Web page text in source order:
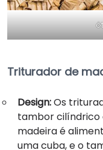
Triturador de
Design:Os
tambor cilíndrico
madeira é
uma cuba, e o